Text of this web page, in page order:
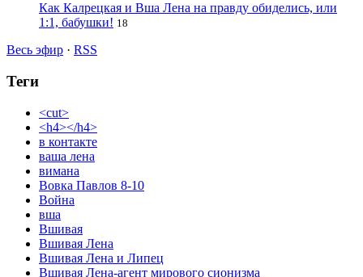
Как Калрецкая и Вша Лена на правду обиделись, или
1:1, бабушки! 18
Весь эфир · RSS
Теги
<cut>
<h4></h4>
в контакте
ваша лена
вимана
Вовка Павлов 8-10
Война
вша
Вшивая
Вшивая Лена
Вшивая Лена и Липец
Вшивая Лена-агент мирового сионизма